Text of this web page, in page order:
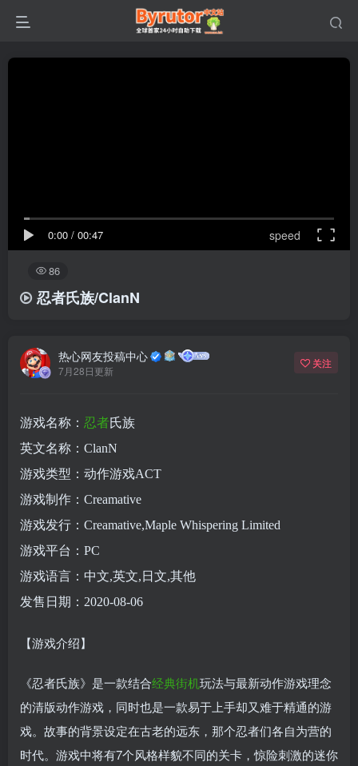
0:00 / 00:47 speed
86
忍者氏族/ClanN
热心网友投稿中心
7月28日更新
关注
游戏名称： 忍者氏族
英文名称：ClanN
游戏类型：动作游戏ACT
游戏制作：Creamative
游戏发行：Creamative,Maple Whispering Limited
游戏平台：PC
游戏语言：中文,英文,日文,其他
发售日期：2020-08-06
【游戏介绍】
《忍者氏族》是一款结合经典街机玩法与最新动作游戏理念
的清版动作游戏，同时也是一款易于上手却又难于精通的游
戏。故事的背景设定在古老的远东，那个忍者们各自为营的
时代。游戏中将有7个风格样貌不同的关卡，惊险刺激的迷你